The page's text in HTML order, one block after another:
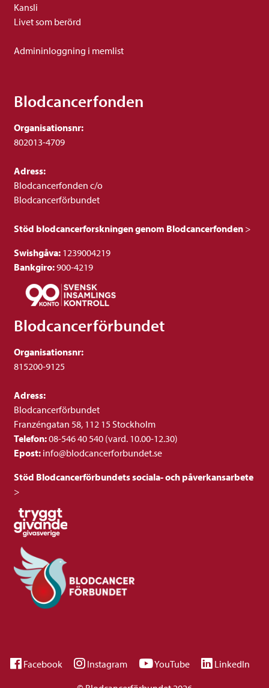
Kansli
Livet som berörd
Admininloggning i memlist
Blodcancerfonden
Organisationsnr:
802013-4709
Adress:
Blodcancerfonden c/o
Blodcancerförbundet
Stöd blodcancerforskningen genom Blodcancerfonden >
Swishgåva: 1239004219
Bankgiro:900-4219
Blodcancerförbundet
Organisationsnr:
815200-9125
Adress:
Blodcancerförbundet
Franzéngatan 58, 112 15 Stockholm
Telefon:08-546 40 540 (vard. 10.00-12.30)
Epost: info@blodcancerforbundet.se
Stöd Blodcancerförbundets sociala- och påverkansarbete
>
Facebook Instagram YouTube
LinkedIn